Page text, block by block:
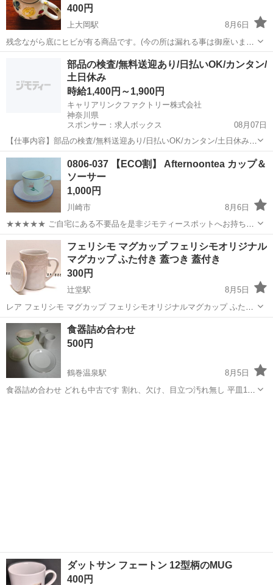
400円
上大岡駅
8月6日
残念ながら底にヒビが有る商品です。(今の所は漏れる事は御座いませ
んが、鑑賞用として投稿です。ご理解下さい。)元々下にカップが付い
ていた商品ですが、破損して欠損しております。セットで5000円する
商品ですが、ティーポットのみの...
横浜市 上大岡駅 食器 TAITU
部品の検査/無料送迎あり/日払いOK/カンタン/
土日休み
時給1,400円～1,900円
キャリアリンクファクトリー株式会社
神奈川県
スポンサー：求人ボックス
08月07日
【仕事内容】部品の検査/無料送迎あり/日払いOK/カンタン/土日休み <
給与> 時給1400～1900円 <勤務地> 神奈川県 高座郡寒川町 「社員を企
業に派遣して終わり」ではありません/ 就業中のモチベーション維持や
フォロー対応...
アルバイト・パート
0806-037 【ECO割】 Afternoontea カップ＆
ソーサー
1,000円
川崎市
8月6日
★★★★★ ご自宅にある不要品を是非ジモティースポットへお持ち込
みしませんか？ 家電、趣味・スポーツ・レジャー用品、こども用品、
衣料服飾品、生活雑貨、家具、本、CD・DVDなどが無料でまとめて持
ち込めます！ ※詳細はこ...
神奈川 川崎市 食器 現地
フェリシモ マグカップ フェリシモオリジナル
マグカップ ふた付き 蓋つき 蓋付き
300円
辻堂駅
8月5日
レア フェリシモ マグカップ フェリシモオリジナルマグカップ ふた付
き 蓋つき 蓋付き 数年前、フェリシモにて、10,000ポイントと交換し
たマグカップです。3回ほど使いましたが、他のものを購入したため、
こちらは使わなくな...
神奈川 藤沢市 辻堂駅
食器詰め合わせ
500円
鶴巻温泉駅
8月5日
食器詰め合わせ どれも中古です 割れ、欠け、目立つ汚れ無し 平皿15
ダットサン フェートン 12型柄のMUG
400円